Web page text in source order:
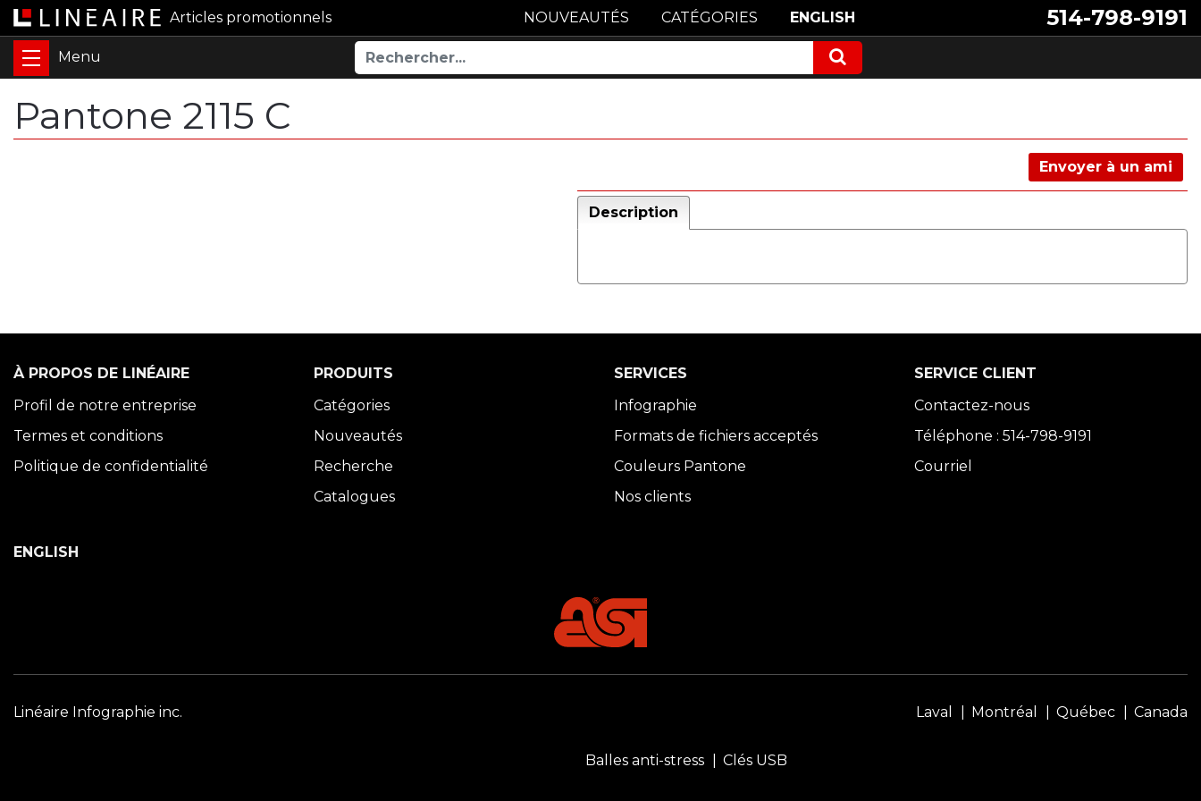
Articles promotionnels 514-798-9191
NOUVEAUTÉS CATÉGORIES ENGLISH
Pantone 2115 C
Envoyer à un ami
Description
À PROPOS DE LINÉAIRE
Profil de notre entreprise
Termes et conditions
Politique de confidentialité
PRODUITS
Catégories
Nouveautés
Recherche
Catalogues
SERVICES
Infographie
Formats de fichiers acceptés
Couleurs Pantone
Nos clients
SERVICE CLIENT
Contactez-nous
Téléphone : 514-798-9191
Courriel
ENGLISH
Linéaire Infographie inc. Laval Montréal Québec Canada
Balles anti-stress Clés USB